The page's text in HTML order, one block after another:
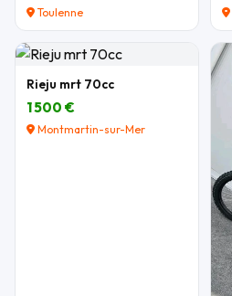
Toulenne
Rieju mrt 70cc
1 500 €
Montmartin-sur-Mer